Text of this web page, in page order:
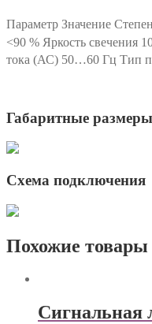
Параметр Значение
<90 % Яркость свечения
тока (АС) 50…60 Гц Тип
Габаритные размеры
Схема подключения
Похожие товары
Сигнальная